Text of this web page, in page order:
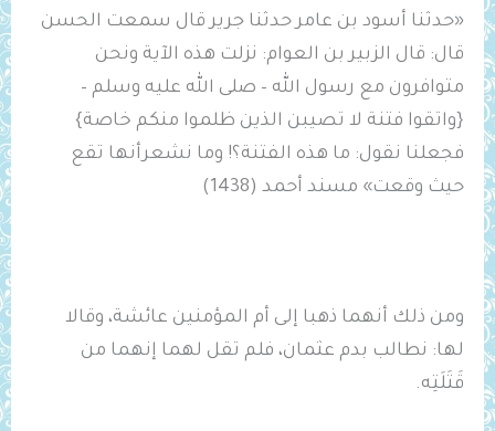
«حدثنا أسود بن عامر حدثنا جرير قال سمعت الحسن
قال: قال ‌الزبير بن العوام: نزلت هذه الآية ونحن
متوافرون مع رسول الله – صلى الله عليه وسلم –
{واتقوا فتنة ‌لا ‌تصيبن ‌الذين ‌ظلموا ‌منكم خاصة}
فجعلنا نقول: ما هذه الفتنة؟! وما نشعرأنها تقع
حيث وقعت» مسند أحمد (1438)
ومن ذلك أنهما ذهبا إلى أم المؤمنين عائشة، وقالا
لها: نطالب بدم عثمان، فلم تقل لهما إنهما من
قَتَلَتِه.